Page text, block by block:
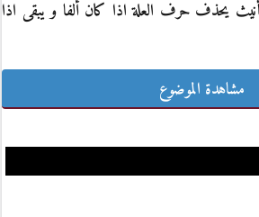
يحذف حرف العلة اذا كان ألفا و يبقى اذا
مشاهدة الموضوع